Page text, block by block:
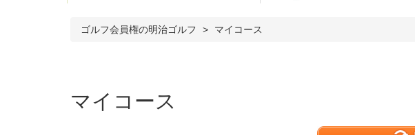
ゴルフ会員権の明治ゴルフ マイコース
マイコース